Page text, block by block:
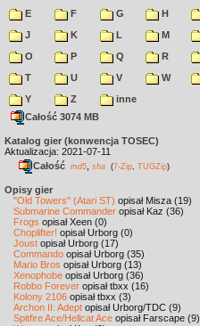
E
F G H
J
K L M
O
P Q R
T
U V W
Y
Z
inne
Całość 3074 MB
Katalog gier (konwencja TOSEC)
Aktualizacja: 2021-07-11
Całość md5 sha (7-Zip TUGZip)
Opisy gier
"Old Towers" (Atari ST) opisał Misza (19)
Submarine Commander opisał Kaz (36)
Frogs opisał Xeen (0)
Choplifter! opisał Urborg (0)
Joust opisał Urborg (17)
Commando opisał Urborg (35)
Mario Bros opisał Urborg (13)
Xenophobe opisał Urborg (36)
Robbo Forever opisał tbxx (16)
Kolony 2106 opisał tbxx (3)
Archon II: Adept opisał Urborg/TDC (9)
Spitfire Ace/Hellcat Ace opisał Farscape (9)